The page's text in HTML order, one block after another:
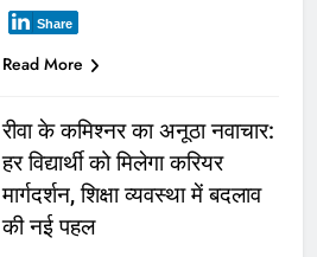
Share
Read More
रीवा के कमिश्नर का अनूठा नवाचार:
हर विद्यार्थी को मिलेगा करियर
मार्गदर्शन, शिक्षा व्यवस्था में बदलाव
की नई पहल